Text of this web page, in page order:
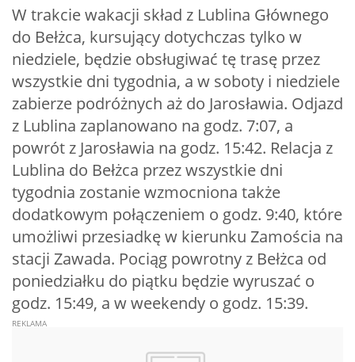
W trakcie wakacji skład z Lublina Głównego
do Bełżca, kursujący dotychczas tylko w
niedziele, będzie obsługiwać tę trasę przez
wszystkie dni tygodnia, a w soboty i niedziele
zabierze podróżnych aż do Jarosławia. Odjazd
z Lublina zaplanowano na godz. 7:07, a
powrót z Jarosławia na godz. 15:42. Relacja z
Lublina do Bełżca przez wszystkie dni
tygodnia zostanie wzmocniona także
dodatkowym połączeniem o godz. 9:40, które
umożliwi przesiadkę w kierunku Zamościa na
stacji Zawada. Pociąg powrotny z Bełżca od
poniedziałku do piątku będzie wyruszać o
godz. 15:49, a w weekendy o godz. 15:39.